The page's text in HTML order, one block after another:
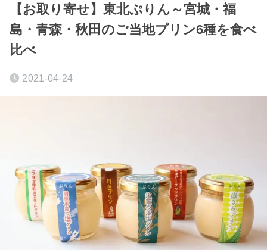
【お取り寄せ】東北ぷりん～宮城・福
島・青森・秋田のご当地プリン6種を食べ
比べ
2021-04-24